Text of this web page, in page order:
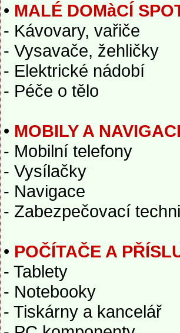
• MALÉ DOMàCÍ
- Kávovary, vařiče
- Vysavače, žehličky
- Elektrické nádobí
- Péče o tělo
• MOBILY A
- Mobilní telefony
- Vysílačky
- Navigace
- Zabezpečovací
• POČÍTAČE A
- Tablety
- Notebooky
- Tiskárny a kancelář